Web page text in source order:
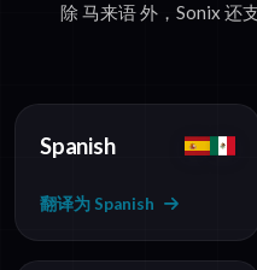
除 马来语 外，Sonix 还
Spanish
翻译为 Spanish